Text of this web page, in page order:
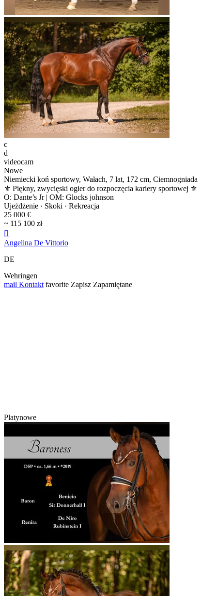
c
d
videocam
Nowe
Niemiecki koń sportowy, Wałach, 7 lat, 172 cm, Ciemnogniada
⚜️ Piękny, zwycięski ogier do rozpoczęcia kariery sportowej ⚜️
O: Dante’s Jr | OM: Glocks johnson
Ujeżdżenie · Skoki · Rekreacja
25 000 €
~ 115 100 zł

Angelina De Vittorio
DE
Wehringen
mail Kontakt favorite Zapisz Zapamiętane
Platynowe